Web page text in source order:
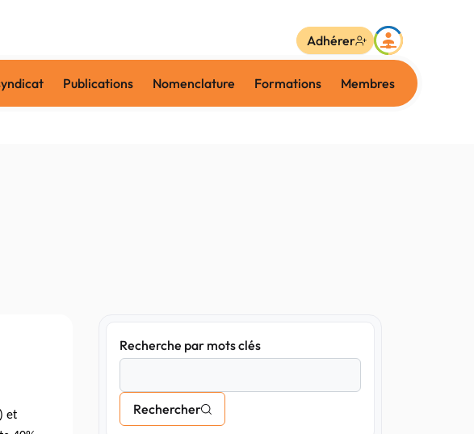
Publications Nomenclature Formations Membres
Adhérer
et
Recherche par mots clés
Rechercher